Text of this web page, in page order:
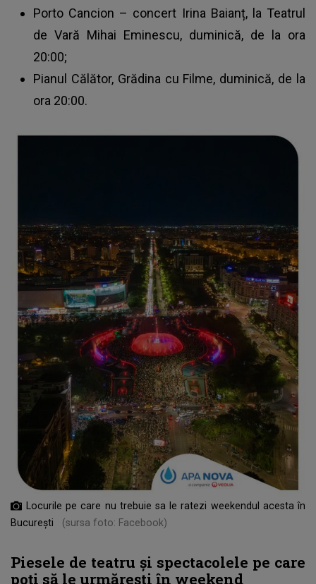
Porto Cancion – concert Irina Baianț, la Teatrul
de Vară Mihai Eminescu, duminică, de la ora
20:00;
Pianul Călător, Grădina cu Filme, duminică, de la
ora 20:00.
Locurile pe care nu trebuie sa le ratezi weekendul acesta în
București
(sursa foto: Facebook)
Piesele de teatru și spectacolele pe care
poți să le urmărești în weekend